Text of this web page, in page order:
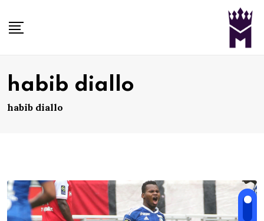
to
habib diallo
habib diallo